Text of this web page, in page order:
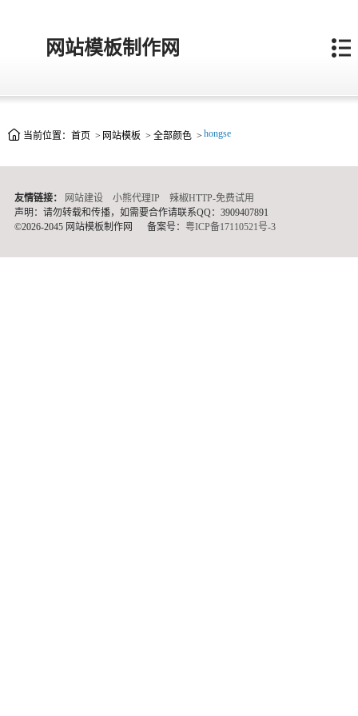
网站模板制作网
当前位置： 首页 > 网站模板 > 全部颜色 > hongse
友情链接： 网站建设 小熊代理IP
辣椒HTTP-免费试用
声明：请勿转载和传播，如需要合作请联系QQ：3909407891
©2026-2045 网站模板制作网
备案号：粤ICP备17110521号-3